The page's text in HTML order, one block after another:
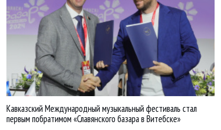
Кавказский Международный музыкальный фестиваль стал
первым побратимом «Славянского базара в Витебске»